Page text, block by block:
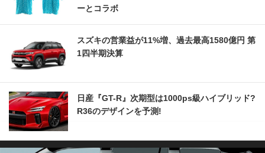
ーとコラボ
スズキの営業益が11%増、過去最高1580億円 第
1四半期決算
日産『GT-R』次期型は1000ps級ハイブリッド?
R36のデザインを予測!